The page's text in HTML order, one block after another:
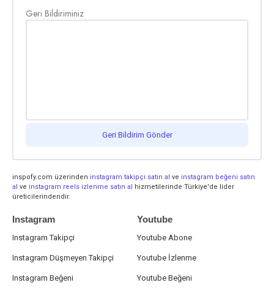
Geri Bildiriminiz
Geri Bildirim Gönder
inspofy.com üzerinden instagram takipçi satın al ve instagram beğeni satın
al ve instagram reels izlenme satın al hizmetilerinde Türkiye'de lider
üreticilerindendir.
Instagram
Instagram Takipçi
Instagram Düşmeyen Takipçi
Instagram Beğeni
Youtube
Youtube Abone
Youtube İzlenme
Youtube Beğeni